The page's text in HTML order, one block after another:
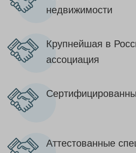
недвижимости
Крупнейшая в
ассоциация
Аттестованные